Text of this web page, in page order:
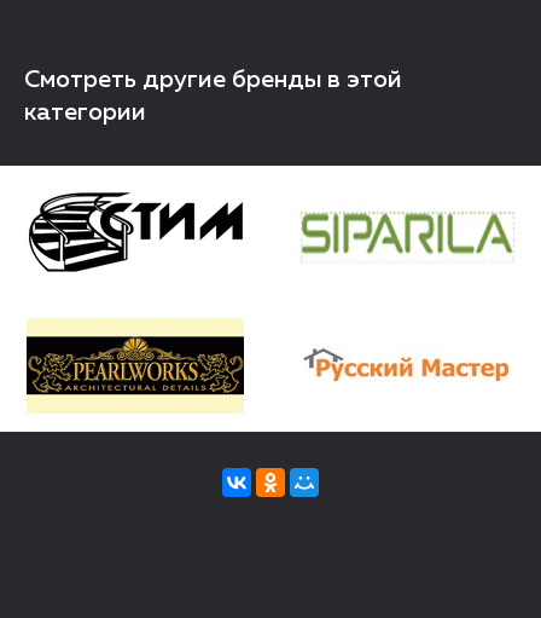
Смотреть другие бренды в этой
категории